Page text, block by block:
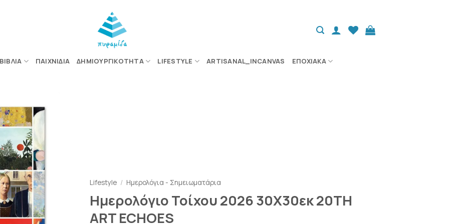
ΒΙΒΛΊΑ ΠΑΙΧΝΊΔΙΑ ΔΗΜΙΟΥΡΓΙΚΌΤΗΤΑ LIFESTYLE ARTISANAL_INCANVAS ΕΠΟΧΙΑΚΆ
ΠΡΟΣΘΉΚΗ
ΣΤΗΝ
ΛΊΣΤΑ
ΕΠΙΘΥΜΙΏΝ
Lifestyle / Ημερολόγια - Σημειωματάρια
Ημερολόγιο Τοίχου 2026 30X30εκ 20TH
ART ECHOES